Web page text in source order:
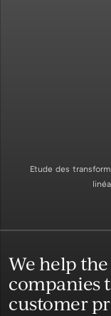
Etude des
We help
companies
customer